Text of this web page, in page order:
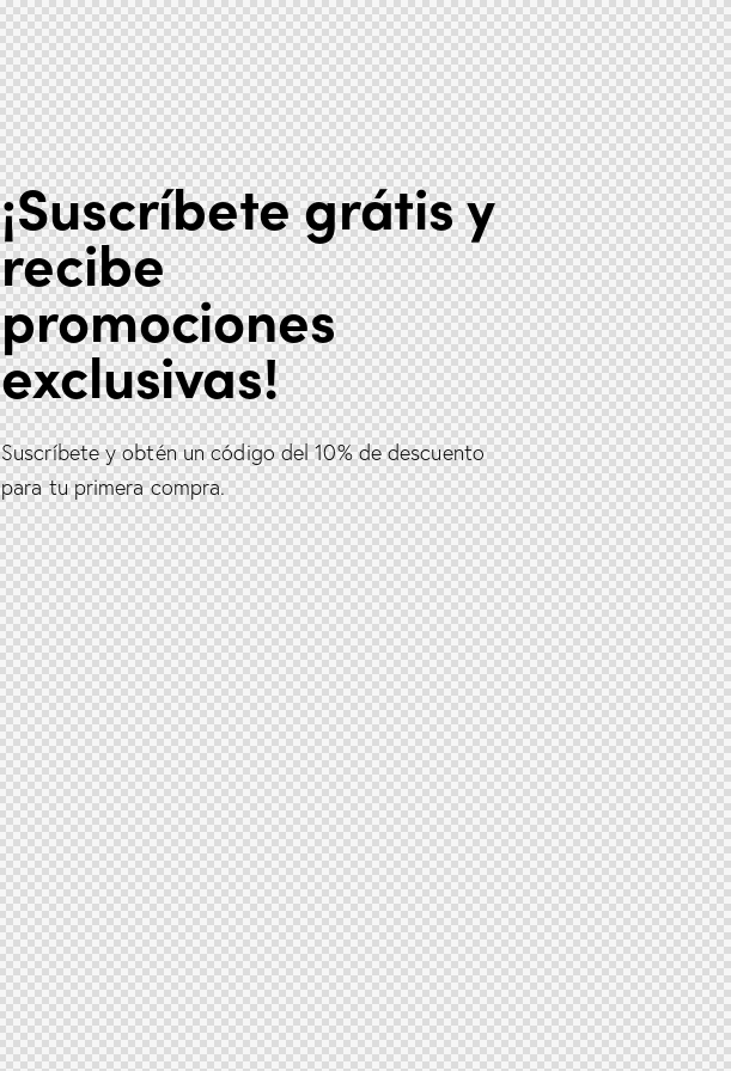
¡Suscríbete grátis y
recibe
promociones
exclusivas!
Suscríbete y obtén un código del 10% de descuento
para tu primera compra.